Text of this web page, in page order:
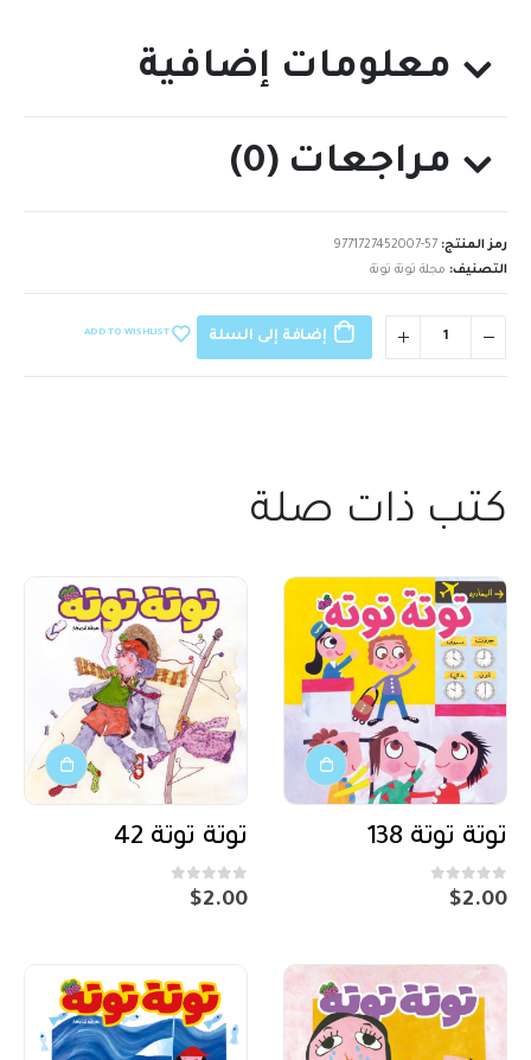
معلومات إضافية
مراجعات (0)
رمز المنتج: 9771727452007-57
التصنيف: مجلة توتة توتة
إضافة إلى السلة ADD TO WISHLIST
كتب ذات صلة
توتة توتة 138
0
out of 5
$2.00
توتة توتة 42
0
out of 5
$2.00